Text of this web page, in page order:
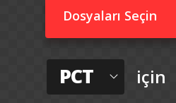
Dosyaları Seçin
PCT için